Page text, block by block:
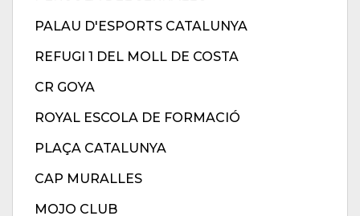
PALAU D'ESPORTS CATALUNYA
REFUGI 1 DEL MOLL DE COSTA
CR GOYA
ROYAL ESCOLA DE FORMACIÓ
PLAÇA CATALUNYA
CAP MURALLES
MOJO CLUB